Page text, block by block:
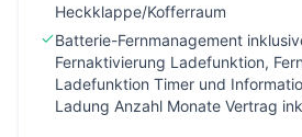
Heckklappe/Kofferraum
Batterie-Fernmanagement
Fernaktivierung Ladefunktion,
Ladefunktion Timer und
Ladung Anzahl Monate Vertrag